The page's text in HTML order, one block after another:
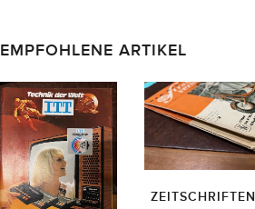
EMPFOHLENE ARTIKEL
ZEITSCHRIFTEN